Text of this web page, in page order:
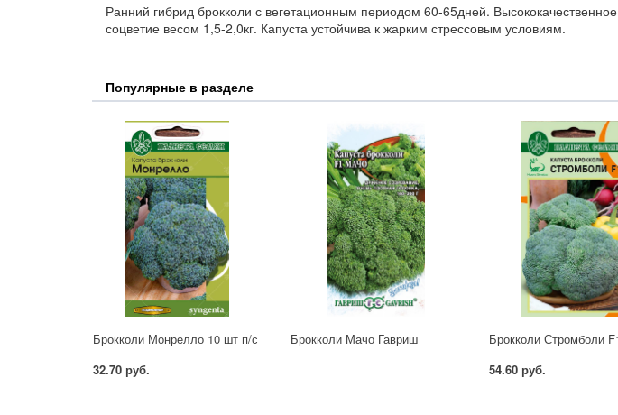
Ранний гибрид брокколи с вегетационным периодом 60-65дней. Высококачественное
соцветие весом 1,5-2,0кг. Капуста устойчива к жарким стрессовым условиям.
Популярные в разделе
Брокколи Монрелло 10 шт п/с
32.70 руб.
Брокколи Мачо Гавриш
54.60 руб.